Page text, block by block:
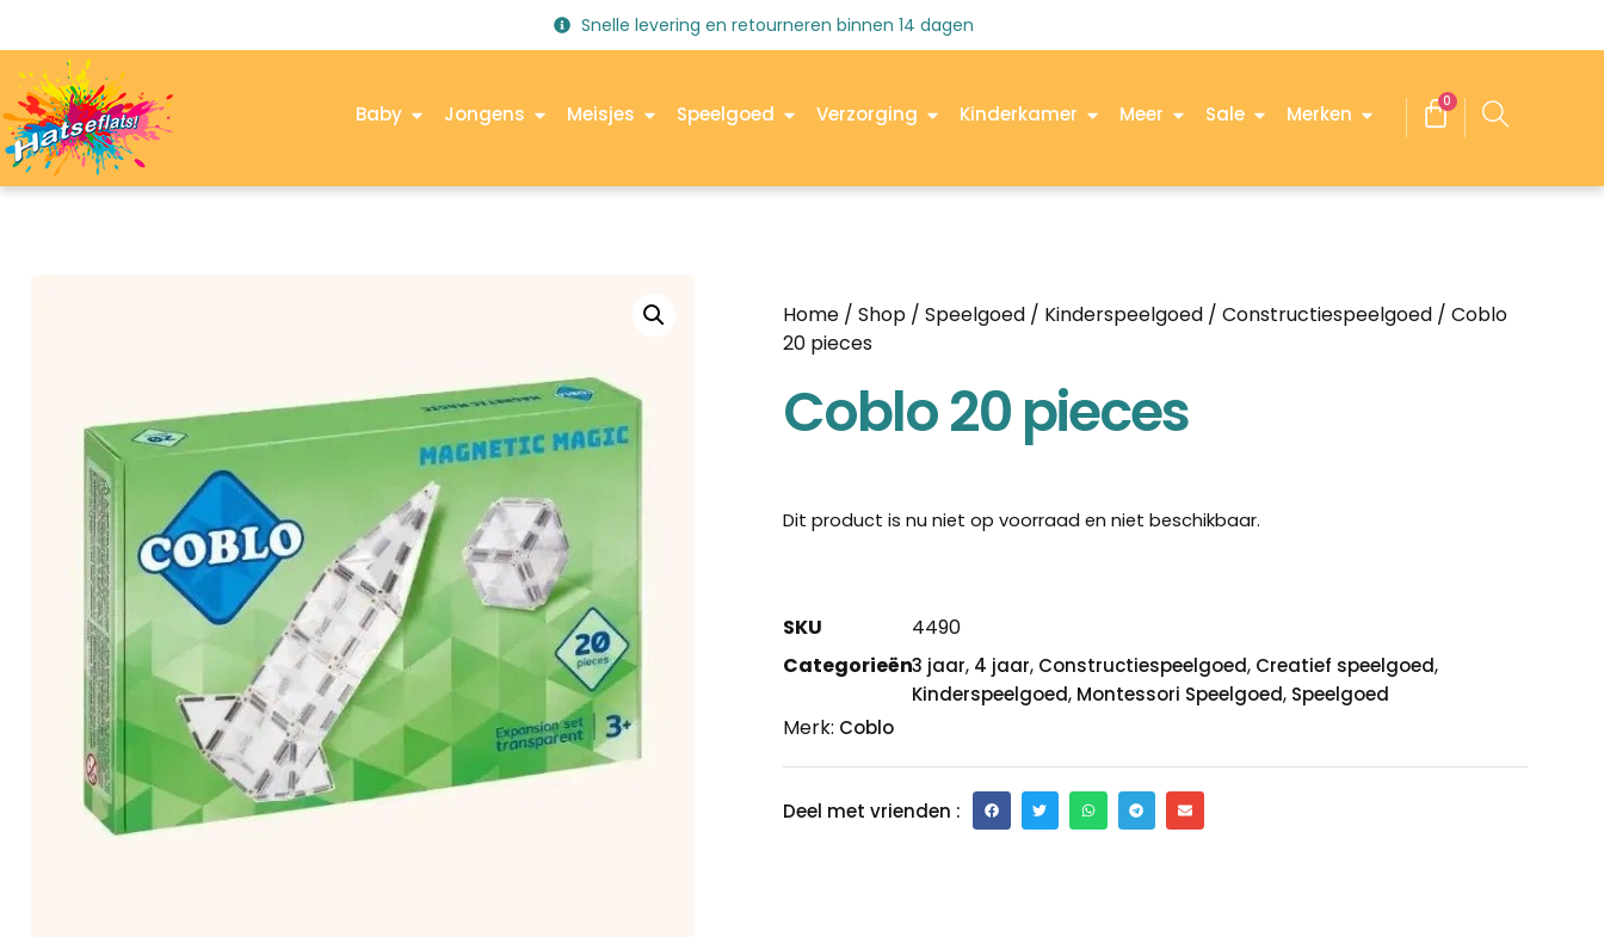
Snelle levering en retourneren binnen 14 dagen
Baby Jongens Meisjes Speelgoed Verzorging Kinderkamer Meer Sale Merken
0
Home / Shop / Speelgoed / Kinderspeelgoed / Constructiespeelgoed / Coblo
20 pieces
Coblo 20 pieces
Dit product is nu niet op voorraad en niet beschikbaar.
SKU
4490
Categorieën3 jaar, 4 jaar, Constructiespeelgoed, Creatief speelgoed,
Kinderspeelgoed, Montessori Speelgoed, Speelgoed
Merk: Coblo
Deel met vrienden :